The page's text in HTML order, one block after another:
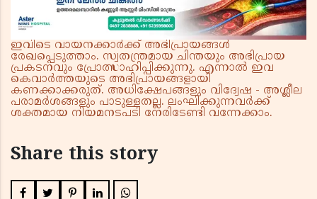
ഇവിടെ വായനക്കാർക്ക് അഭിപ്രായങ്ങൾ
രേഖപ്പെടുത്താം. സ്വതന്ത്രമായ ചിന്തയും അഭിപ്രായ
പ്രകടനവും പ്രോത്സാഹിപ്പിക്കുന്നു. എന്നാൽ ഇവ
കെവാർത്തയുടെ അഭിപ്രായങ്ങളായി
കണക്കാക്കരുത്. അധിക്ഷേപങ്ങളും വിദ്വേഷ - അശ്ലീല
പരാമർശങ്ങളും പാടുള്ളതല്ല. ലംഘിക്കുന്നവർക്ക്
ശക്തമായ നിയമനടപടി നേരിടേണ്ടി വന്നേക്കാം.
Share this story